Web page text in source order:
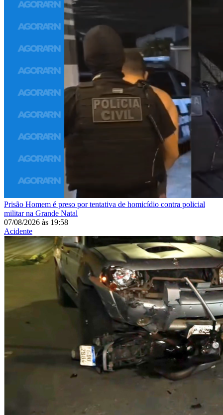
Prisão Homem é preso por tentativa de homicídio contra policial
militar na Grande Natal
07/08/2026 às 19:58
Acidente